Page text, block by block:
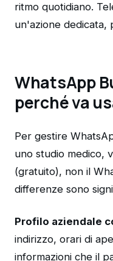
ritmo quotidiano.
un'azione dedicata,
WhatsApp
perché va
Per gestire
uno studio medico,
(gratuito), non il
differenze sono
Profilo aziendale
indirizzo, orari di
informazioni che il